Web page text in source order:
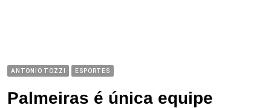
ANTONIO TOZZI ESPORTES
Palmeiras é única equipe